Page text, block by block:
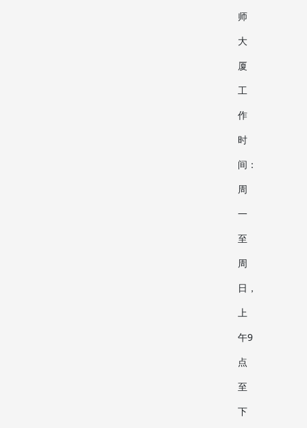
师
大
厦
工
作
时
间：
周
一
至
周
日，
上
午9
点
至
下